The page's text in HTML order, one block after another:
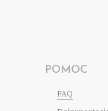
POMOC
FAQ